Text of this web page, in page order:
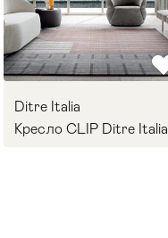
Ditre Italia
Кресло CLIP Ditre Italia